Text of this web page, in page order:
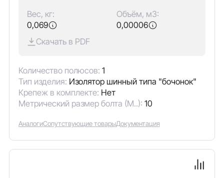
Вес, кг:
0,069
Объём, м3:
0,00006
Скачать в PDF
Количество полюсов: 1
Тип изделия: Изолятор шинный типа "бочонок"
Крепеж в комплекте: Нет
Метрический размер болта (М..): 10
АналогиСопутствующие товарыДокументация